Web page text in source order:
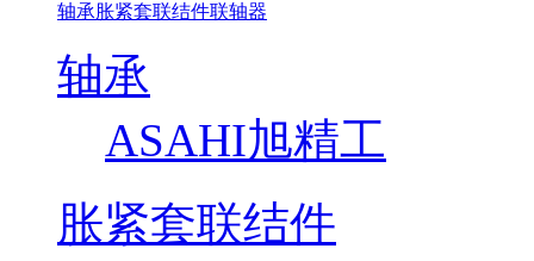
轴承胀紧套联结件联轴器
轴承
ASAHI旭精工
胀紧套联结件